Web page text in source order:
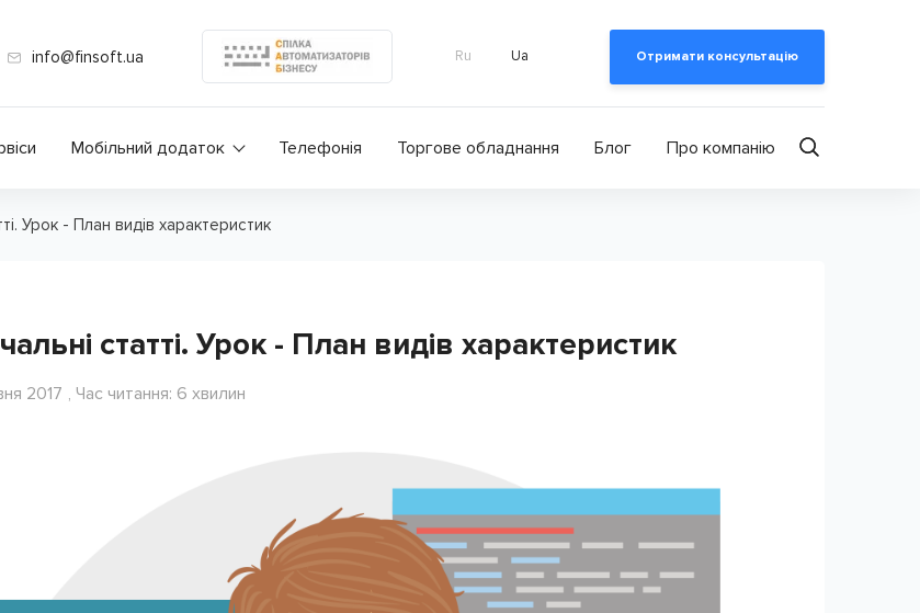
info@finsoft.ua Ru Ua Отримати консультацію
Мобільний додаток Телефонія Торгове обладнання Блог Про компанію
Урок - План видів характеристик
статті. Урок - План видів характеристик
2017 , Час читання: 6 хвилин